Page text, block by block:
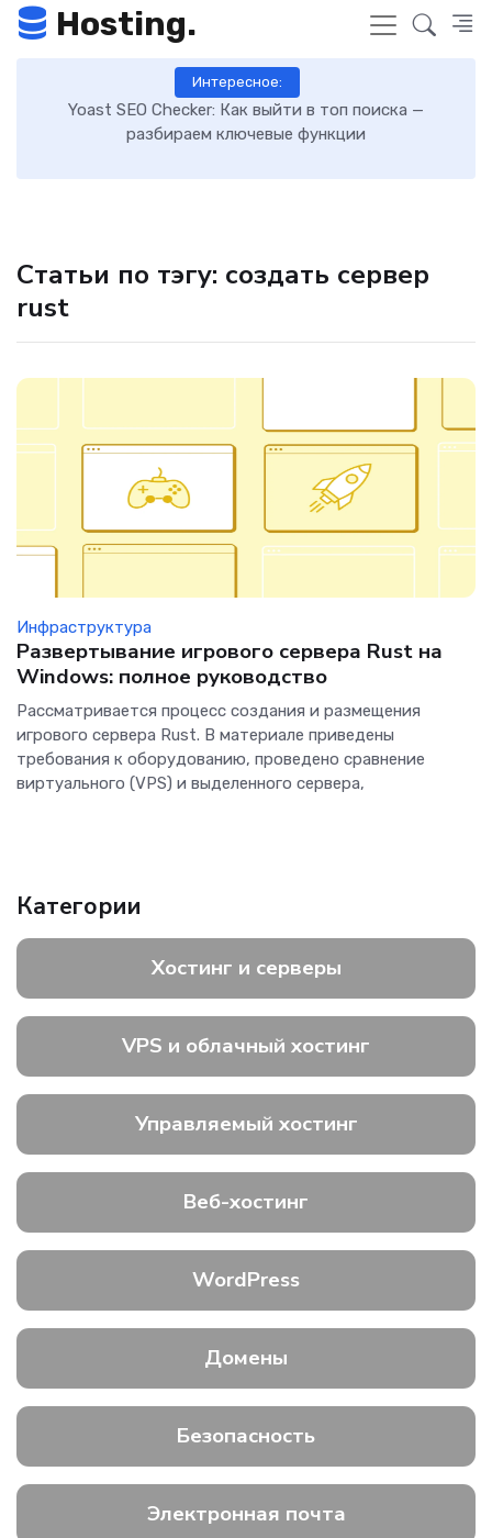
Hosting.
Интересное:
Yoast SEO Checker: Как выйти в топ поиска —
разбираем ключевые функции
Статьи по тэгу: создать сервер
rust
Инфраструктура
Развертывание игрового сервера Rust на
Windows: полное руководство
Рассматривается процесс создания и размещения
игрового сервера Rust. В материале приведены
требования к оборудованию, проведено сравнение
виртуального (VPS) и выделенного сервера,
Категории
Хостинг и серверы
VPS и облачный хостинг
Управляемый хостинг
Веб-хостинг
WordPress
Домены
Безопасность
Электронная почта